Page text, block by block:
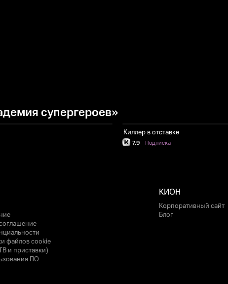
супергероев»
Киллер в отставке
7.9 Подписка
·
файлов cookie
и приставки)
ПО
КИОН
Корпоративный сайт
Блог